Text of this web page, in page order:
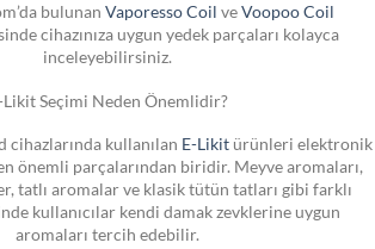
bulunan Vaporesso Coil veVoopoo Coil
cihazınıza uygun yedek parçaları kolayca
inceleyebilirsiniz.
Likit Seçimi Neden Önemlidir?
cihazlarında kullanılan E-Likitürünleri elektronik
önemli parçalarından biridir. Meyve aromaları,
tatlı aromalar ve klasik tütün tatları gibi farklı
kullanıcılar kendi damak zevklerine uygun
aromaları tercih edebilir.